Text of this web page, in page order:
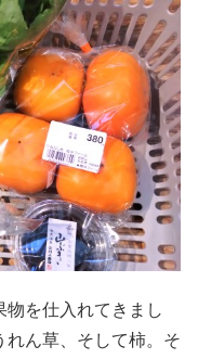
を仕入れてきまし
れん草、そして柿。そ